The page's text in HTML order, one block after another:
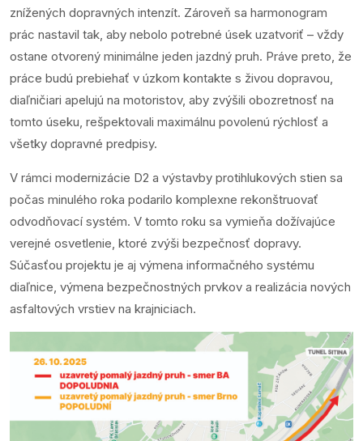
znížených dopravných intenzít. Zároveň sa harmonogram
prác nastavil tak, aby nebolo potrebné úsek uzatvoriť – vždy
ostane otvorený minimálne jeden jazdný pruh. Práve preto, že
práce budú prebiehať v úzkom kontakte s živou dopravou,
diaľničiari apelujú na motoristov, aby zvýšili obozretnosť na
tomto úseku, rešpektovali maximálnu povolenú rýchlosť a
všetky dopravné predpisy.
V rámci modernizácie D2 a výstavby protihlukových stien sa
počas minulého roka podarilo komplexne rekonštruovať
odvodňovací systém. V tomto roku sa vymieňa dožívajúce
verejné osvetlenie, ktoré zvýši bezpečnosť dopravy.
Súčasťou projektu je aj výmena informačného systému
diaľnice, výmena bezpečnostných prvkov a realizácia nových
asfaltových vrstiev na krajniciach.